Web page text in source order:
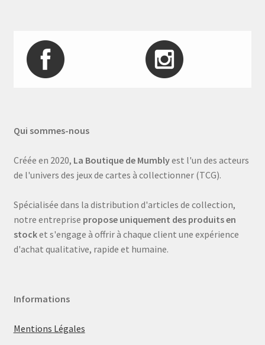
Qui sommes-nous
Créée en 2020, La Boutique de Mumblyest l'un des acteurs
de l'univers des jeux de cartes à collectionner (TCG).
Spécialisée dans la distribution d'articles de collection,
notre entreprise propose uniquement des produits en
stocket s'engage à offrir à chaque client une expérience
d'achat qualitative, rapide et humaine.
Informations
Mentions Légales